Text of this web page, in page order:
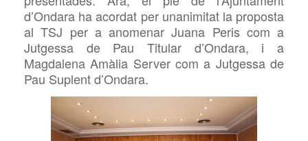
d’Ondara ha acordat per unanimitat la proposta
al TSJ per a anomenar Juana Peris com a
Jutgessa de Pau Titular d’Ondara, i a
MagdalenaAmàlia Server com a Jutgessa de
Pau Suplent d’Ondara.